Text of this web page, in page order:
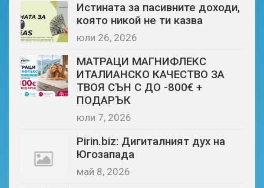
Истината за пасивните доходи,
която никой не ти казва
юли 26, 2026
МАТРАЦИ МАГНИФЛЕКС
ИТАЛИАНСКО КАЧЕСТВО ЗА
ТВОЯ СЪН С ДО -800€ +
ПОДАРЪК
юли 7, 2026
Pirin.biz: Дигиталният дух на
Югозапада
май 8, 2026